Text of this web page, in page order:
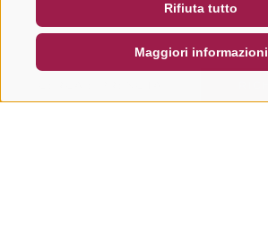
Rifiuta tutto
Maggiori informazioni